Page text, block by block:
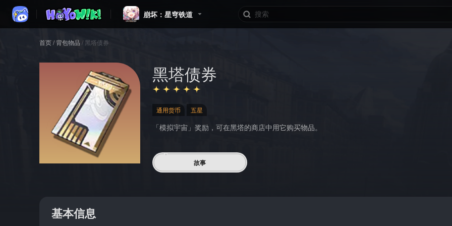
崩坏：星穹铁道
首页/背包物品 / 黑塔债券
黑塔债券
通用货币 五星
「模拟宇宙」奖励，可在黑塔的商店中用它购买物品。
故事
基本信息